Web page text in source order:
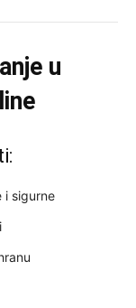
u
i sigurne